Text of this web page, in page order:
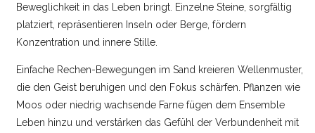
Beweglichkeit in das Leben bringt. Einzelne Steine, sorgfältig
platziert, repräsentieren Inseln oder Berge, fördern
Konzentration und innere Stille.
Einfache Rechen-Bewegungen im Sand kreieren Wellenmuster,
die den Geist beruhigen und den Fokus schärfen. Pflanzen wie
Moos oder niedrig wachsende Farne fügen dem Ensemble
Leben hinzu und verstärken das Gefühl der Verbundenheit mit